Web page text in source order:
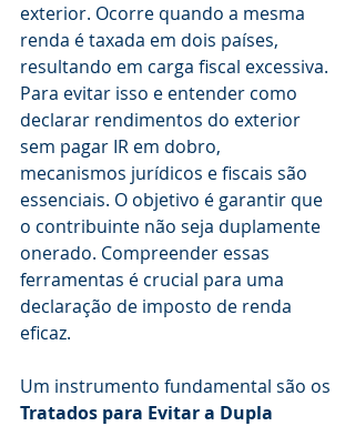
exterior. Ocorre quando a mesma
renda é taxada em dois países,
resultando em carga fiscal excessiva.
Para evitar isso e entender como
declarar rendimentos do exterior
sem pagar IR em dobro,
mecanismos jurídicos e fiscais são
essenciais. O objetivo é garantir que
o contribuinte não seja duplamente
onerado. Compreender essas
ferramentas é crucial para uma
declaração de imposto de renda
eficaz.
Um instrumento fundamental são os
Tratados para Evitar a Dupla